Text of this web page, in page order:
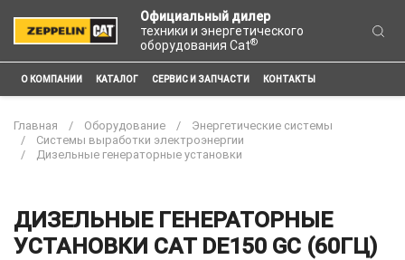
Официальный дилер
техники и энергетического
оборудования Cat®
О КОМПАНИИ КАТАЛОГ СЕРВИС И ЗАПЧАСТИ КОНТАКТЫ
Главная Оборудование
Энергетические системы
Системы выработки электроэнергии
Дизельные генераторные установки
ДИЗЕЛЬНЫЕ ГЕНЕРАТОРНЫЕ
УСТАНОВКИ CAT DE150 GC (60ГЦ)